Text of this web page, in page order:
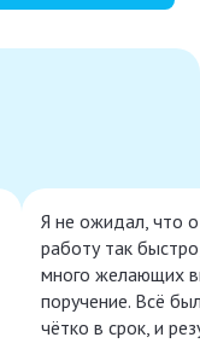
Я не ожидал, что
работу так
много желающих
поручение. Всё
чётко в срок, и